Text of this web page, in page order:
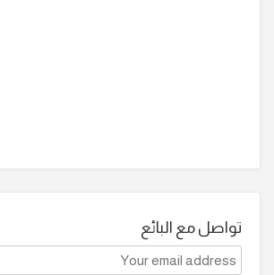
تواصل مع البائع